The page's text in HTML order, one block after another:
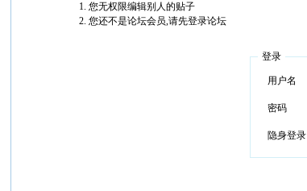
您无权限编辑别人的贴子
您还不是论坛会员,请先登录论坛
登录
用户名
密码
隐身登录